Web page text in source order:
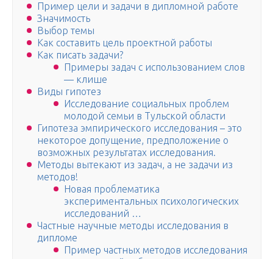
Пример цели и задачи в дипломной работе
Значимость
Выбор темы
Как составить цель проектной работы
Как писать задачи?
Примеры задач с использованием слов
— клише
Виды гипотез
Исследование социальных проблем
молодой семьи в Тульской области
Гипотеза эмпирического исследования – это
некоторое допущение, предположение о
возможных результатах исследования.
Методы вытекают из задач, а не задачи из
методов!
Новая проблематика
экспериментальных психологических
исследований …
Частные научные методы исследования в
дипломе
Пример частных методов исследования